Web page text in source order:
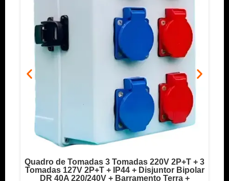
Quadro de Tomadas 3 Tomadas 220V 2P+T + 3
Tomadas 127V 2P+T + IP44 + Disjuntor Bipolar
DR 40A 220/240V + Barramento Terra +